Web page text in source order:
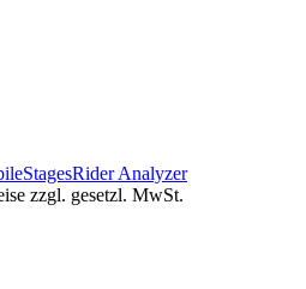
Rider Analyzer
zzgl. gesetzl. MwSt.